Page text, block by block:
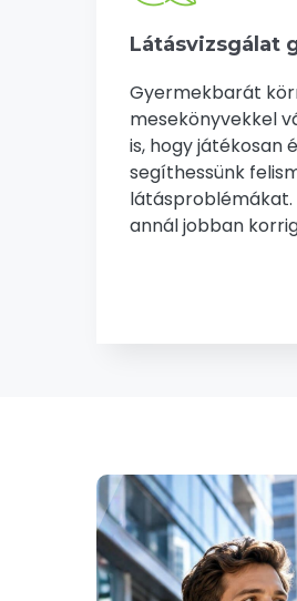
Látásvizsgálat
Gyermekbarát
mesekönyvekkel
is, hogy játékosan
segíthessünk
látásproblémákat.
annál jobban